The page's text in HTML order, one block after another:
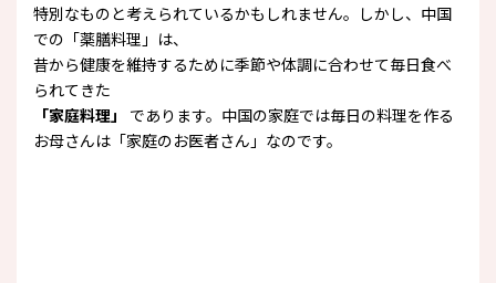
特別なものと考えられているかもしれません。しかし、中国
での「薬膳料理」は、
昔から健康を維持するために季節や体調に合わせて毎日食べ
られてきた
「家庭料理」
であります。中国の家庭では毎日の料理を作る
お母さんは「家庭のお医者さん」なのです。